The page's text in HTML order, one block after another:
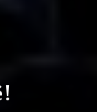
!